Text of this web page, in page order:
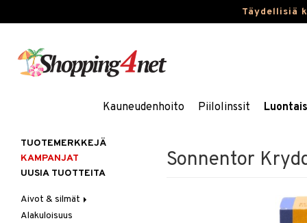
Täydellisiä
Kauneudenhoito Piilolinssit
Sonnentor
TUOTEMERKKEJÄ
KAMPANJAT
UUSIA TUOTTEITA
Aivot & silmät
Muisti
Alakuloisuus